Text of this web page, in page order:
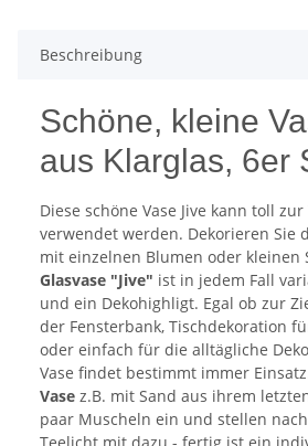
Beschreibung
Schöne, kleine
aus Klarglas, 6er
Diese schöne Vase Jive kann toll
verwendet werden. Dekorieren Sie
mit einzelnen Blumen oder kleinen
Glasvase "Jive" ist in jedem Fall
und ein Dekohighligt. Egal ob zur
der Fensterbank, Tischdekoration
oder einfach für die alltägliche
Vase findet bestimmt immer
Vase z.B. mit Sand aus ihrem
paar Muscheln ein und stellen